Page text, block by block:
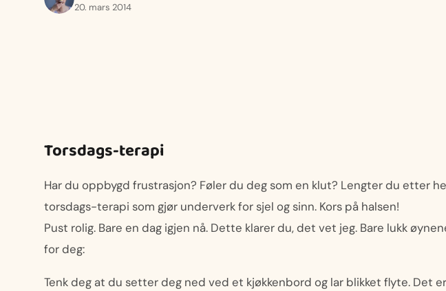
20. mars 2014
Torsdags-terapi
Har du oppbygd frustrasjon? Føler du deg som en klut? Lengter du etter
torsdags-terapi som gjør underverk for sjel og sinn. Kors på halsen!
Pust rolig. Bare en dag igjen nå. Dette klarer du, det vet jeg. Bare lukk
for deg:
Tenk deg at du setter deg ned ved et kjøkkenbord og lar blikket flyte. Det